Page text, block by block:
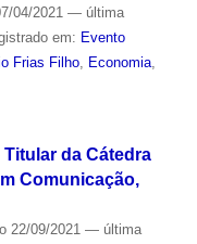
04/2021 — última
em: Evento
Frias Filho, Economia,
da Cátedra
Comunicação,
22/09/2021 — última